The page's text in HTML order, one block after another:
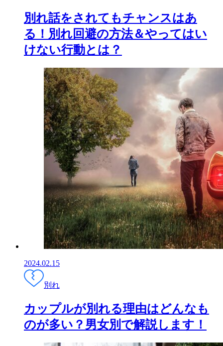
別れ話をされてもチャンスはあ
る！別れ回避の方法＆やってはい
けない行動とは？
2024.02.15
別れ
カップルが別れる理由はどんなも
のが多い？男女別で解説します！